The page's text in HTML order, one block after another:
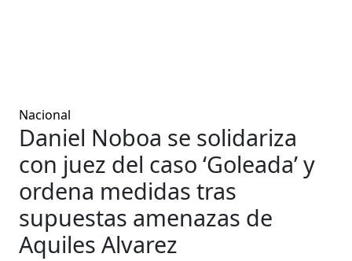
Nacional
Daniel Noboa se solidariza
con juez del caso ‘Goleada’ y
ordena medidas tras
supuestas amenazas de
Aquiles Alvarez